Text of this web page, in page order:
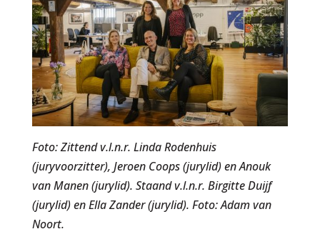
Foto: Zittend v.l.n.r. Linda Rodenhuis
(juryvoorzitter), Jeroen Coops (jurylid) en Anouk
van Manen (jurylid). Staand v.l.n.r. Birgitte Duijf
(jurylid) en Ella Zander (jurylid). Foto: Adam van
Noort.